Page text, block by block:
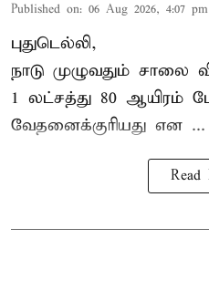
Published on: 06 Aug 2026, 4:07 pm
புதுடெல்லி,
நாடு முழுவதும் சாலை
1 லட்சத்து 80 ஆயிரம்
வேதனைக்குரியது என ...
Read